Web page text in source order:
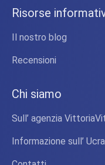
Risorse
Il nostro blog
Recensioni
Chi siamo
Sull’ agenzia
Informazione sull’